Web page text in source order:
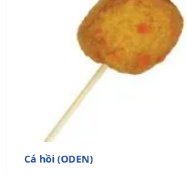
Cá hồi (ODEN)